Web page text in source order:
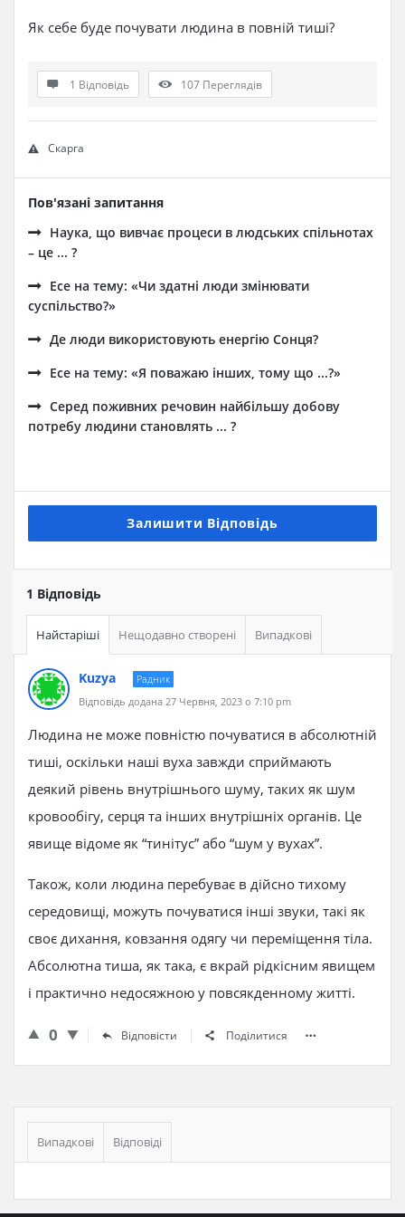
Як себе буде почувати людина в повній тиші?
1 Відповідь 107 Переглядів
Скарга
Пов'язані запитання
Наука, що вивчає процеси в людських спільнотах
– це ... ?
Есе на тему: «Чи здатні люди змінювати
суспільство?»
Де люди використовують енергію Сонця?
Есе на тему: «Я поважаю інших, тому що ...?»
Серед поживних речовин найбільшу добову
потребу людини становлять ... ?
Залишити Відповідь
1 Відповідь
Найстаріші Нещодавно створені Випадкові
Kuzya
Радник
Відповідь додана 27 Червня, 2023 о 7:10 pm
Людина не може повністю почуватися в абсолютній
тиші, оскільки наші вуха завжди сприймають
деякий рівень внутрішнього шуму, таких як шум
кровообігу, серця та інших внутрішніх органів. Це
явище відоме як “тинітус” або “шум у вухах”.
Також, коли людина перебуває в дійсно тихому
середовищі, можуть почуватися інші звуки, такі як
своє дихання, ковзання одягу чи переміщення тіла.
Абсолютна тиша, як така, є вкрай рідкісним явищем
і практично недосяжною у повсякденному житті.
0 Відповісти Поділитися
Бічна
панель
Випадкові Відповіді